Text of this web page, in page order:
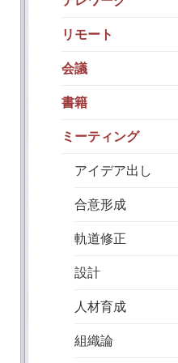
リモート
会議
書籍
ミーティング
アイデア出し
合意形成
軌道修正
設計
人材育成
組織論